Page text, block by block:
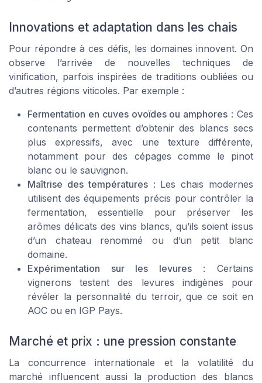
Innovations et adaptation dans les chais
Pour répondre à ces défis, les domaines innovent. On
observe l’arrivée de nouvelles techniques de
vinification, parfois inspirées de traditions oubliées ou
d’autres régions viticoles. Par exemple :
Fermentation en cuves ovoïdes ou amphores : Ces
contenants permettent d’obtenir des blancs secs
plus expressifs, avec une texture différente,
notamment pour des cépages comme le pinot
blanc ou le sauvignon.
Maîtrise des températures: Les chais modernes
utilisent des équipements précis pour contrôler la
fermentation, essentielle pour préserver les
arômes délicats des vins blancs, qu’ils soient issus
d’un chateau renommé ou d’un petit blanc
domaine.
Expérimentation sur les levures: Certains
vignerons testent des levures indigènes pour
révéler la personnalité du terroir, que ce soit en
AOC ou en IGP Pays.
Marché et prix : une pression constante
La concurrence internationale et la volatilité du
marché influencent aussi la production des blancs